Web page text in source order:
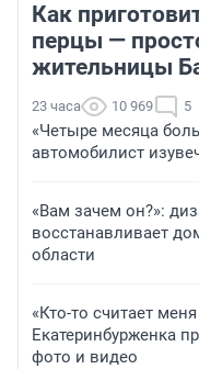
Как
перцы —
жительницы
23 часа 10 969 5
«Четыре месяца
автомобилист
«Вам зачем он?»:
восстанавливает
области
«Кто-то считает
Екатеринбурженка
фото и видео